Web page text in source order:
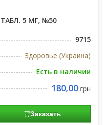
5 МГ, №50
9715
Здоровье (Украина)
Есть в наличии
180,00 грн
Заказать